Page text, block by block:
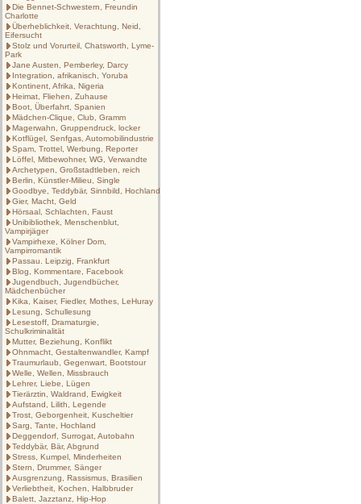
Die Bennet-Schwestern, Freundin
Charlotte
Überheblichkeit, Verachtung, Neid,
Eifersucht
Stolz und Vorurteil, Chatsworth, Lyme-
Park
Jane Austen, Pemberley, Darcy
Integration, afrikanisch, Yoruba
Kontinent, Afrika, Nigeria
Heimat, Fliehen, Zuhause
Boot, Überfahrt, Spanien
Mädchen-Clique, Club, Gramm
Magerwahn, Gruppendruck, locker
Kotflügel, Senfgas, Automobilindustrie
Spam, Trottel, Werbung, Reporter
Löffel, Mitbewohner, WG, Verwandte
Archetypen, Großstadtleben, reich
Berlin, Künstler-Milieu, Single
Goodbye, Teddybär, Sinnbild, Hochland
Gier, Macht, Geld
Hörsaal, Schlachten, Faust
Unibibliothek, Menschenblut,
Vampirjäger
Vampirhexe, Kölner Dom,
Vampirromantik
Passau. Leipzig, Frankfurt
Blog, Kommentare, Facebook
Jugendbuch, Jugendbücher,
Mädchenbücher
Kika, Kaiser, Fiedler, Mothes, LeHuray
Lesung, Schullesung
Lesestoff, Dramaturgie,
Schulkriminalität
Mutter, Beziehung, Konflikt
Ohnmacht, Gestaltenwandler, Kampf
Traumurlaub, Gegenwart, Bootstour
Welle, Wellen, Missbrauch
Lehrer, Liebe, Lügen
Tierärztin, Waldrand, Ewigkeit
Aufstand, Lilith, Legende
Trost, Geborgenheit, Kuscheltier
Sarg, Tante, Hochland
Deggendorf, Surrogat, Autobahn
Teddybär, Bär, Abgrund
Stress, Kumpel, Minderheiten
Stern, Drummer, Sänger
Ausgrenzung, Rassismus, Brasilien
Verliebtheit, Kochen, Halbbruder
Balett, Jazztanz, Hip-Hop